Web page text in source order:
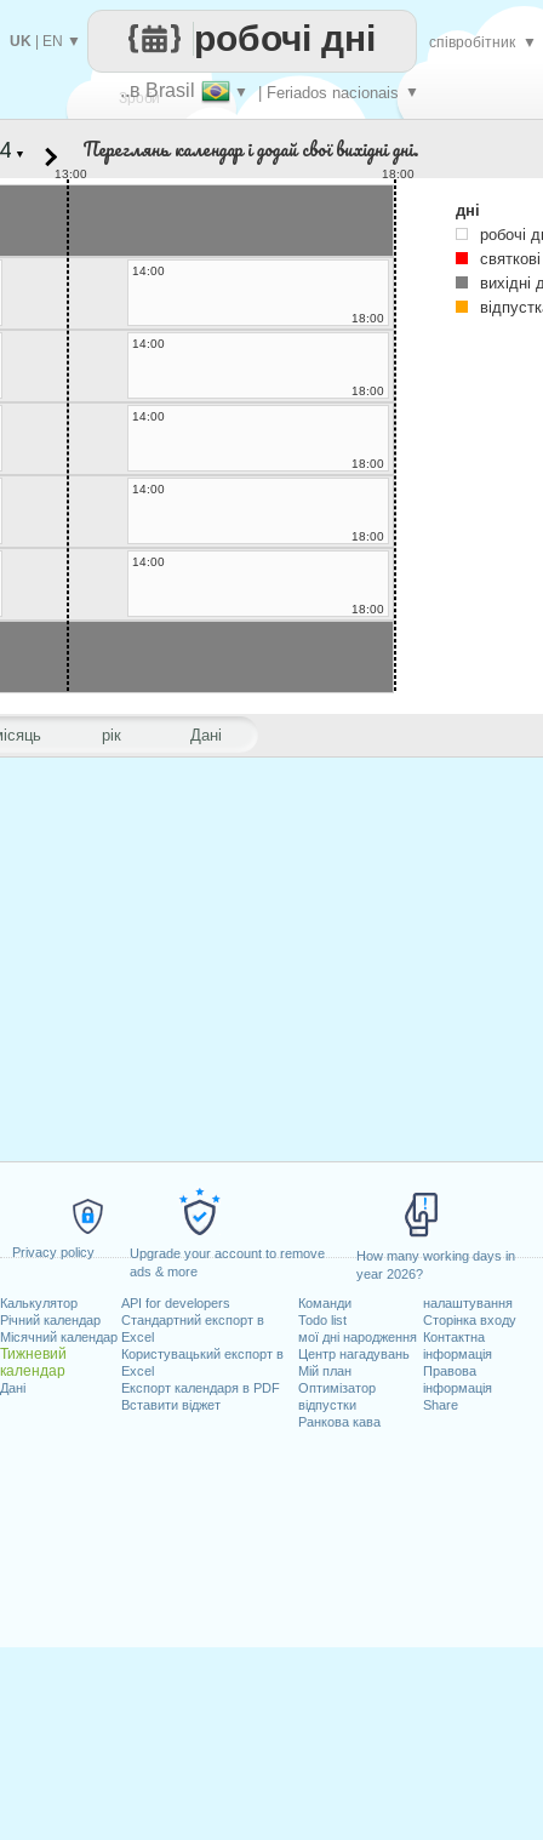
Privacy policy
Upgrade your account to remove
ads & more
How many working days in
year 2026?
Калькулятор
Річний календар
Місячний календар
Тижневий
календар
Дані
API for developers
Стандартний експорт в
Excel
Користувацький експорт в
Excel
Експорт календаря в PDF
Вставити віджет
Команди
Todo list
мої дні народження
Центр нагадувань
Мій план
Оптимізатор
відпустки
Ранкова кава
налаштування
Сторінка входу
Контактна
інформація
Правова
інформація
Share
Зроби
..в Brasil ▼ | Feriados nacionais ▼
робочі дні
UK EN ▼ співробітник ▼
рік Дані
▼ Переглянь календар і додай свої вихідні дні.
13:00 18:00
14:00
18:00
14:00
18:00
14:00
18:00
14:00
18:00
14:00
18:00
дні
робочі
вихідні